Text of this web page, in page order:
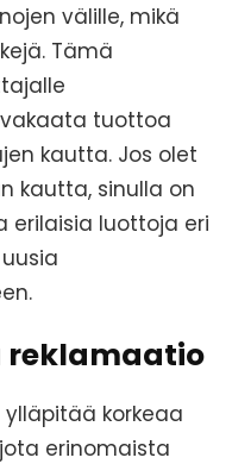
välille, mikä
Tämä
tuottoa
kautta. Jos olet
kautta, sinulla on
erilaisia luottoja eri
reklamaatio
ylläpitää korkeaa
erinomaista